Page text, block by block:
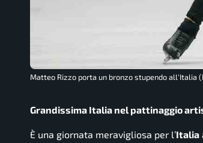
Matteo Rizzo porta un bronzo stupendo all'Italia
Grandissima Italia nel pattinaggio
È una giornata meravigliosa per l’Italia